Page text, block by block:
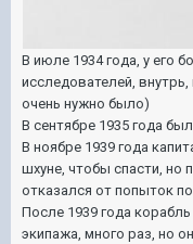
В июле 1934 года, у его
исследователей,
очень нужно было)
В сентябре 1935 года
В ноябре 1939 года
шхуне, чтобы спасти, но
отказался от попыток
После 1939 года
экипажа, много раз, но